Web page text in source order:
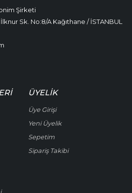
Şirketi
Sk. No:8/A Kağıthane / İSTANBUL
ÜYELIK
Üye Girişi
Yeni Üyelik
Sepetim
Sipariş Takibi